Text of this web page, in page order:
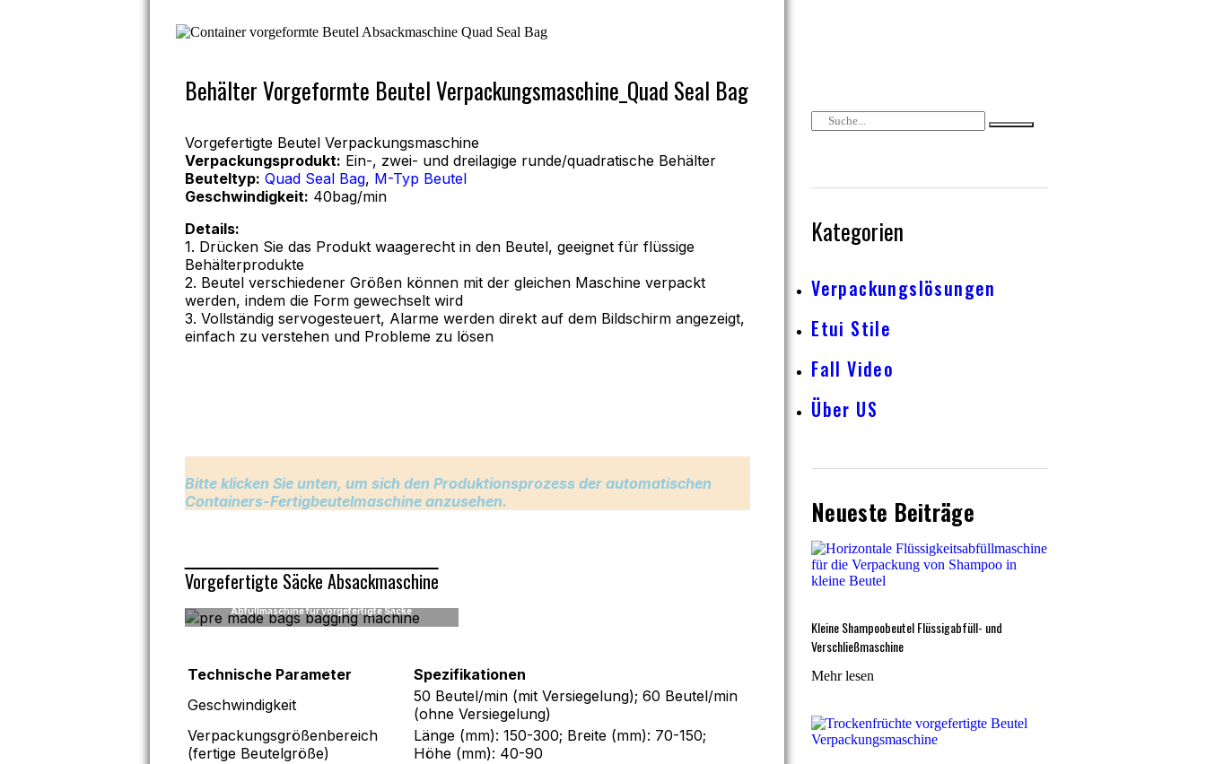
Behälter Vorgeformte Beutel Verpackungsmaschine_Quad Seal Bag
Vorgefertigte Beutel Verpackungsmaschine
Verpackungsprodukt: Ein-, zwei- und dreilagige runde/quadratische Behälter
Beuteltyp: Quad Seal Bag, M-Typ Beutel
Geschwindigkeit: 40bag/min
Details:
1. Drücken Sie das Produkt waagerecht in den Beutel, geeignet für flüssige
Behälterprodukte
2. Beutel verschiedener Größen können mit der gleichen Maschine verpackt
werden, indem die Form gewechselt wird
3. Vollständig servogesteuert, Alarme werden direkt auf dem Bildschirm angezeigt,
einfach zu verstehen und Probleme zu lösen
Bitte klicken Sie unten, um sich den Produktionsprozess der automatischen
Containers-Fertigbeutelmaschine anzusehen.
Vorgefertigte Säcke Absackmaschine
Abfüllmaschine für vorgefertigte Säcke
Technische Parameter
Spezifikationen
Geschwindigkeit
50 Beutel/min (mit Versiegelung); 60 Beutel/min
(ohne Versiegelung)
Verpackungsgrößenbereich
(fertige Beutelgröße)
Länge (mm): 150-300; Breite (mm): 70-150;
Höhe (mm): 40-90
Kategorien
Verpackungslösungen
Etui Stile
Fall Video
Über US
Neueste Beiträge
Kleine Shampoobeutel Flüssigabfüll- und
Verschließmaschine
Mehr lesen